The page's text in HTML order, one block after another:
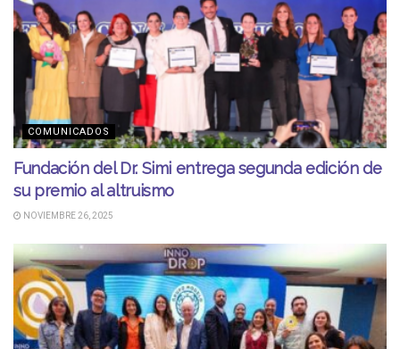
COMUNICADOS
Fundación del Dr. Simi entrega segunda edición de
su premio al altruismo
NOVIEMBRE 26, 2025